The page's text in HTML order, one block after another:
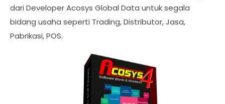
dari Developer Acosys Global Data untuk segala
bidang usaha seperti Trading, Distributor, Jasa,
Pabrikasi, POS.